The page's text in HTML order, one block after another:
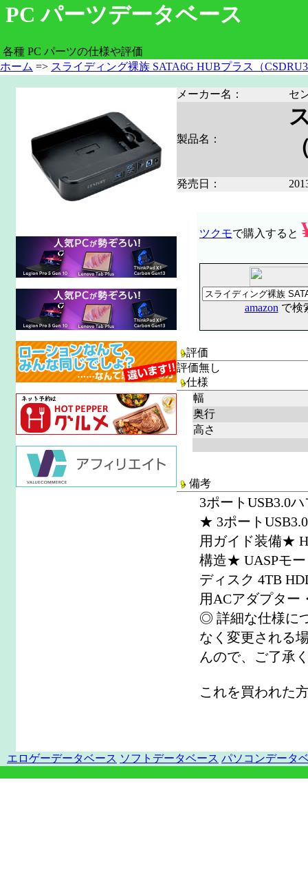
PC パーツデータベース
各種 PC パーツの仕様や評価
ホーム => スライディング裸族 SATA6G HUBプラス（
メーカー名： セ
製品名：
発売日：
ツクモで購入すると
amazon で検
評価
評価無し
仕様
幅
奥行
高さ
備考
3ポートUSB3.0
★ 3ポート
用ガイド装備★
構造★ UASPモ
ディスク 4TB
用ACアダプター
◎ 詳細な仕様に
なく変更される
んので、ご了承
これを買われた
エロゲーデータベース ソフトデータベース パソコンデータ